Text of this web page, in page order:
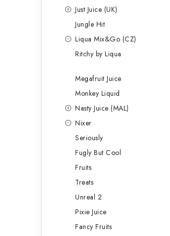
Just Juice (UK)
Jungle Hit
Liqua Mix&Go (CZ)
Ritchy by Liqua
Megafruit Juice
Monkey Liquid
Nasty Juice (MAL)
Nixer
Seriously
Fugly But Cool
Fruits
Treats
Unreal 2
Pixie Juice
Fancy Fruits